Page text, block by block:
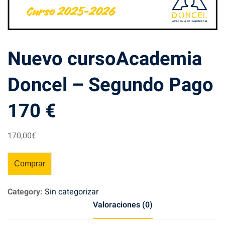
Nuevo cursoAcademia
Doncel – Segundo Pago
170 €
170,00€
Comprar
Category: Sin categorizar
Valoraciones (0)